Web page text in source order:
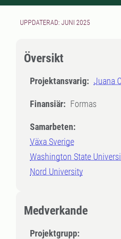
UPPDATERAD: JUNI 2025
Översikt
Projektansvarig: Juana
Finansiär: Formas
Samarbeten:
Växa Sverige
Washington State
Nord University
Medverkande
Projektgrupp: